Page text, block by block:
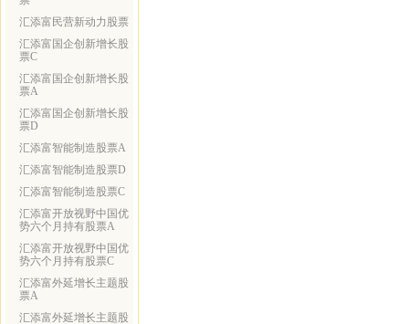
汇添富民营新动力股票
汇添富国企创新增长股
票C
汇添富国企创新增长股
票A
汇添富国企创新增长股
票D
汇添富智能制造股票A
汇添富智能制造股票D
汇添富智能制造股票C
汇添富开放视野中国优
势六个月持有股票A
汇添富开放视野中国优
势六个月持有股票C
汇添富外延增长主题股
票A
汇添富外延增长主题股